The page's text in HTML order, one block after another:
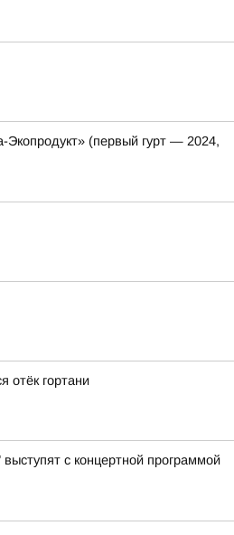
Экопродукт» (первый гурт — 2024,
отёк гортани
с концертной программой